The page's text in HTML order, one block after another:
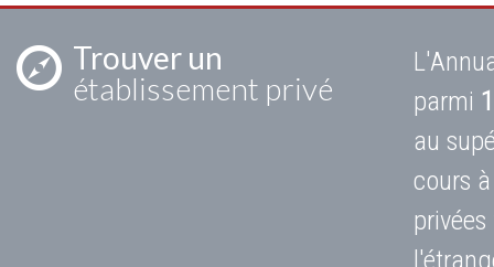
Trouver un
établissement privé
parmi
au
cours